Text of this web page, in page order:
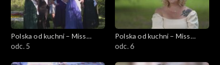
Polska od kuchni – Miss
Wdzięku
odc. 5
Polska od kuchni – Miss
Wdzięku
odc. 6